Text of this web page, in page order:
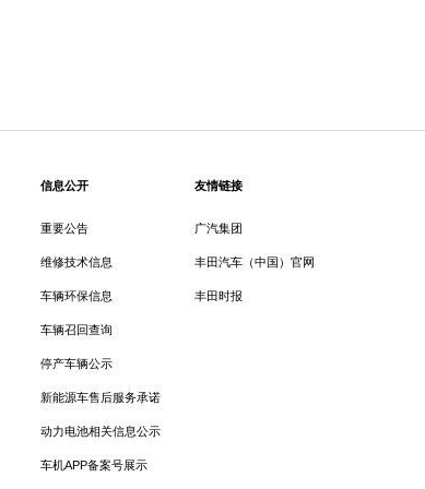
信息公开
重要公告
维修技术信息
车辆环保信息
车辆召回查询
停产车辆公示
新能源车售后服务承诺
动力电池相关信息公示
车机APP备案号展示
友情链接
广汽集团
丰田汽车（中国）官网
丰田时报